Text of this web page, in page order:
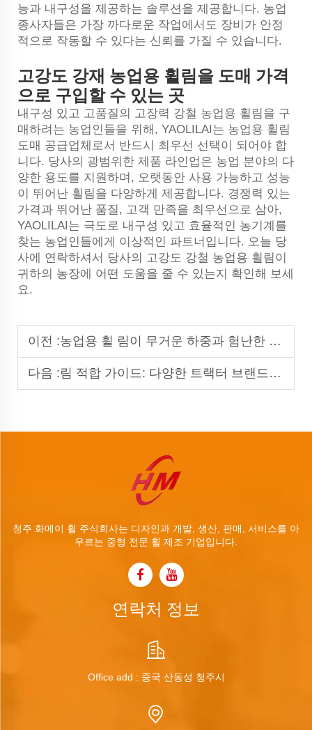
능과 내구성을 제공하는 솔루션을 제공합니다. 농업
종사자들은 가장 까다로운 작업에서도 장비가 안정
적으로 작동할 수 있다는 신뢰를 가질 수 있습니다.
고강도 강재 농업용 휠림을 도매 가격
으로 구입할 수 있는 곳
내구성 있고 고품질의 고장력 강철 농업용 휠림을 구
매하려는 농업인들을 위해, YAOLILAI는 농업용 휠림
도매 공급업체로서 반드시 최우선 선택이 되어야 합
니다. 당사의 광범위한 제품 라인업은 농업 분야의 다
양한 용도를 지원하며, 오랫동안 사용 가능하고 성능
이 뛰어난 휠림을 다양하게 제공합니다. 경쟁력 있는
가격과 뛰어난 품질, 고객 만족을 최우선으로 삼아,
YAOLILAI는 극도로 내구성 있고 효율적인 농기계를
찾는 농업인들에게 이상적인 파트너입니다. 오늘 당
사에 연락하셔서 당사의 고강도 강철 농업용 휠림이
귀하의 농장에 어떤 도움을 줄 수 있는지 확인해 보세
요.
이전 :농업용 휠 림이 무거운 하중과 험난한 지형을 견디는 방법
다음 :림 적합 가이드: 다양한 트랙터 브랜드에 맞는 휠 림 선택
청주 화메이 휠 주식회사는 디자인과 개발, 생산, 판매, 서비스를 아
우르는 중형 전문 휠 제조 기업입니다.
연락처 정보
Office add : 중국 산동성 청주시